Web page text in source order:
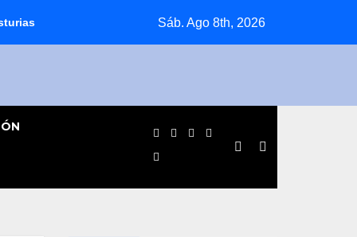
Jornada agridulce para los equipos pinteños en
Sáb. Ago 8th, 2026